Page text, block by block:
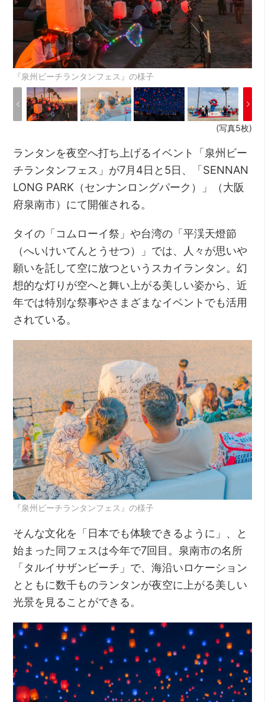
『泉州ビーチランタンフェス』の様子
(写真5枚)
ランタンを夜空へ打ち上げるイベント「泉州ビー
チランタンフェス」が7月4日と5日、「SENNAN
LONG PARK（センナンロングパーク）」（大阪
府泉南市）にて開催される。
タイの「コムローイ祭」や台湾の「平渓天燈節
（へいけいてんとうせつ）」では、人々が思いや
願いを託して空に放つというスカイランタン。幻
想的な灯りが空へと舞い上がる美しい姿から、近
年では特別な祭事やさまざまなイベントでも活用
されている。
『泉州ビーチランタンフェス』の様子
そんな文化を「日本でも体験できるように」、と
始まった同フェスは今年で7回目。泉南市の名所
「タルイサザンビーチ」で、海沿いロケーション
とともに数千ものランタンが夜空に上がる美しい
光景を見ることができる。